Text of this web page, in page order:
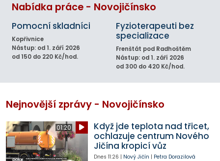
Nabídka práce - Novojičínsko
Pomocní skladníci
Kopřivnice
Nástup: od 1. září 2026
od 150 do 220 Kč/hod.
Fyzioterapeuti bez
specializace
Frenštát pod Radhoštěm
Nástup: od 1. září 2026
od 300 do 420 Kč/hod.
Nejnovější zprávy - Novojičínsko
01:20
Když jde teplota nad třicet,
ochlazuje centrum Nového
Jičína kropicí vůz
Dnes 11:26 | Nový Jičín | Petra Dorazilová